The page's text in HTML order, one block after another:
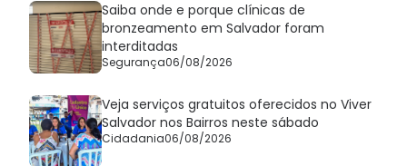
Saiba onde e porque clínicas de
bronzeamento em Salvador foram
interditadas
Segurança06/08/2026
Veja serviços gratuitos oferecidos no Viver
Salvador nos Bairros neste sábado
Cidadania06/08/2026